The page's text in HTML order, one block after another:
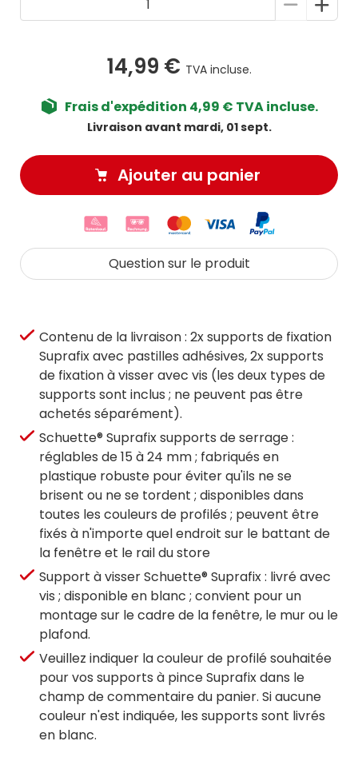
14,99 € TVA incluse.
Frais d'expédition 4,99 € TVA incluse.
Livraison avant mardi, 01 sept.
Ajouter au panier
Question sur le produit
Contenu de la livraison : 2x supports de fixation
Suprafix avec pastilles adhésives, 2x supports
de fixation à visser avec vis (les deux types de
supports sont inclus ; ne peuvent pas être
achetés séparément).
Schuette® Suprafix supports de serrage :
réglables de 15 à 24 mm ; fabriqués en
plastique robuste pour éviter qu'ils ne se
brisent ou ne se tordent ; disponibles dans
toutes les couleurs de profilés ; peuvent être
fixés à n'importe quel endroit sur le battant de
la fenêtre et le rail du store
Support à visser Schuette® Suprafix : livré avec
vis ; disponible en blanc ; convient pour un
montage sur le cadre de la fenêtre, le mur ou le
plafond.
Veuillez indiquer la couleur de profilé souhaitée
pour vos supports à pince Suprafix dans le
champ de commentaire du panier. Si aucune
couleur n'est indiquée, les supports sont livrés
en blanc.